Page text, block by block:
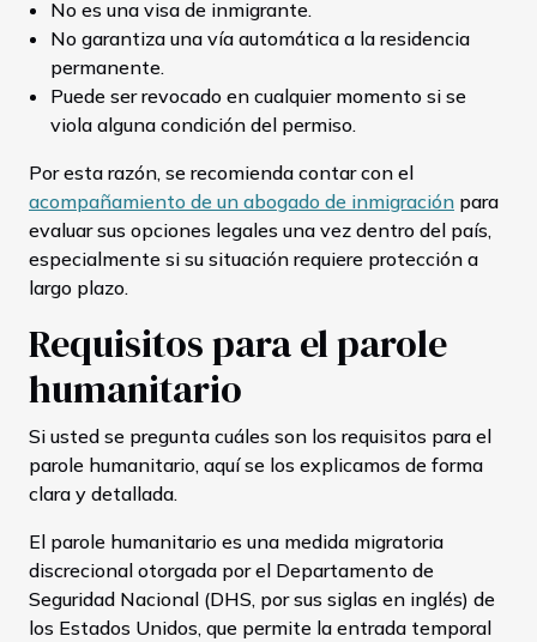
No es una visa de inmigrante.
No garantiza una vía automática a la residencia
permanente.
Puede ser revocado en cualquier momento si se
viola alguna condición del permiso.
Por esta razón, se recomienda contar con el
acompañamiento de un abogado de inmigración para
evaluar sus opciones legales una vez dentro del país,
especialmente si su situación requiere protección a
largo plazo.
Requisitos para el parole
humanitario
Si usted se pregunta cuáles son los requisitos para el
parole humanitario, aquí se los explicamos de forma
clara y detallada.
El parole humanitario es una medida migratoria
discrecional otorgada por el Departamento de
Seguridad Nacional (DHS, por sus siglas en inglés) de
los Estados Unidos, que permite la entrada temporal